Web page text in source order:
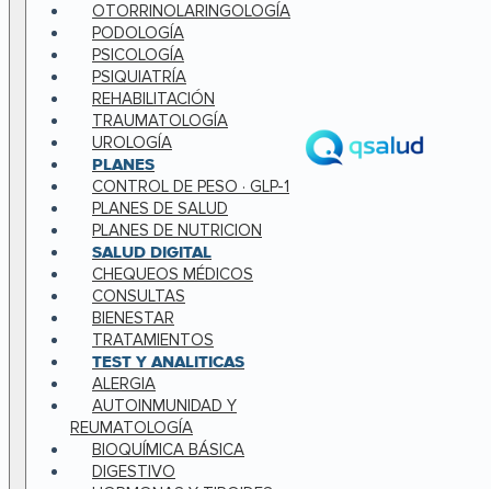
OTORRINOLARINGOLOGÍA
PODOLOGÍA
PSICOLOGÍA
PSIQUIATRÍA
REHABILITACIÓN
TRAUMATOLOGÍA
UROLOGÍA
PLANES
CONTROL DE PESO · GLP-1
PLANES DE SALUD
PLANES DE NUTRICION
SALUD DIGITAL
CHEQUEOS MÉDICOS
CONSULTAS
BIENESTAR
TRATAMIENTOS
TEST Y ANALITICAS
ALERGIA
AUTOINMUNIDAD Y
REUMATOLOGÍA
BIOQUÍMICA BÁSICA
DIGESTIVO